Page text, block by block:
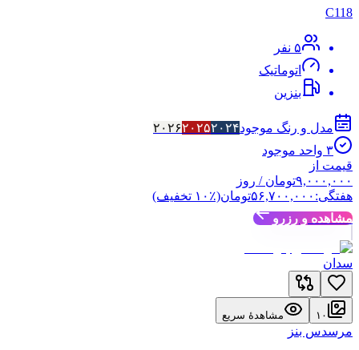
C118
۵ نفر
اتوماتیک
بنزین
مدل و رنگ موجود ۲۰۲۶۲۰۲۵۲۰۲۴
۳ واحد موجود
قیمت از
۹,۰۰۰,۰۰۰تومان / روز
هفتگی: ۵۶,۷۰۰,۰۰۰تومان(٪ ۱۰ تخفیف)
مشاهده و رزرو
سدان
۱۰ مشاهدهٔ سریع
مرسدس بنز